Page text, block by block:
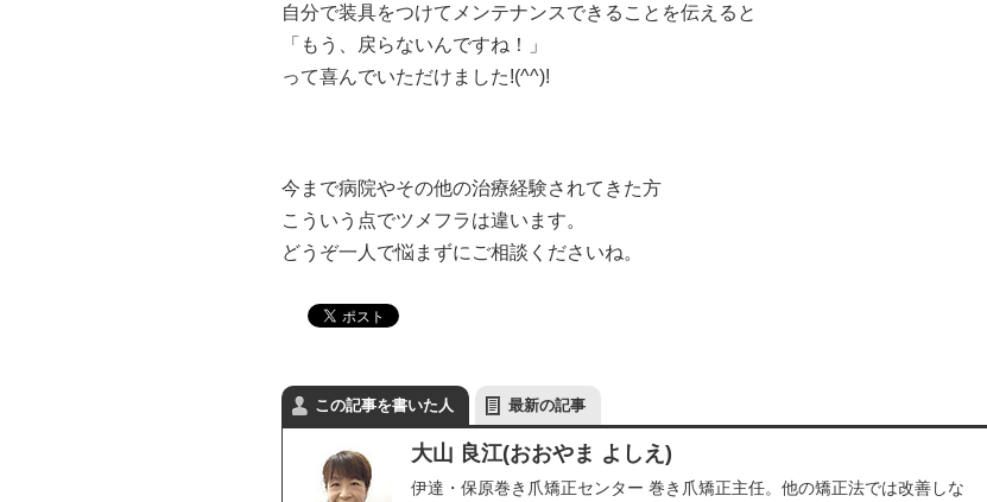
自分で装具をつけてメンテナンスできることを伝えると
「もう、戻らないんですね！」
って喜んでいただけました!(^^)!
今まで病院やその他の治療経験されてきた方
こういう点でツメフラは違います。
どうぞ一人で悩まずにご相談くださいね。
この記事を書いた人 最新の記事
大山 良江(おおやま よしえ)
伊達・保原巻き爪矯正センター 巻き爪矯正主任。他の矯正法では改善しな